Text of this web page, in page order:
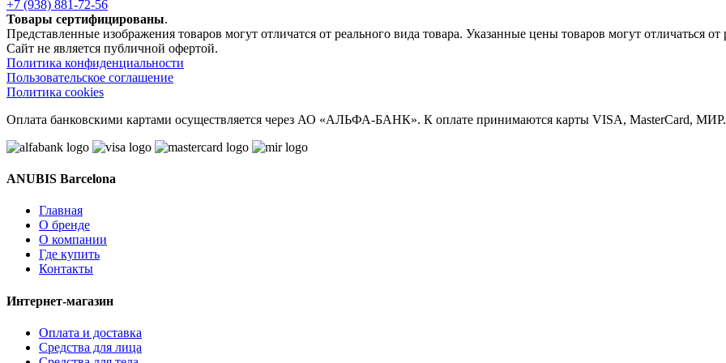
+7 (938) 881-72-56
Товары сертифицированы.
Представленные изображения товаров могут отличатся от реального вида товара. Указанные цены товаров могут отличаться от
Сайт не является публичной офертой.
Политика конфиденциальности
Пользовательское соглашение
Политика cookies
Оплата банковскими картами осуществляется через АО «АЛЬФА-БАНК». К оплате принимаются карты VISA, MasterCard, МИР.
ANUBIS Barcelona
Главная
О бренде
О компании
Где купить
Контакты
Интернет-магазин
Оплата и доставка
Средства для лица